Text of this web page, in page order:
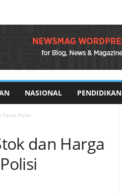
NASIONAL PENDIDIKAN
Terus Polisi
dan Harga